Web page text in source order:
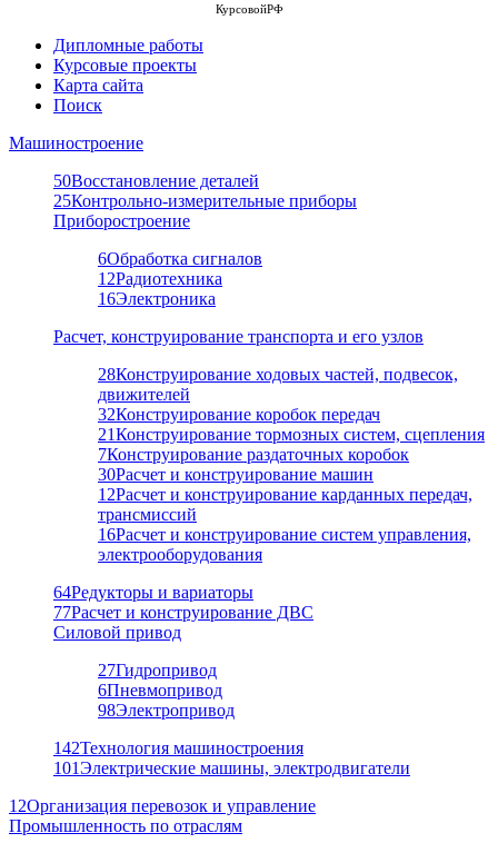
КурсовойРФ
Дипломные работы
Курсовые проекты
Карта сайта
Поиск
Машиностроение
50Восстановление деталей
25Контрольно-измерительные приборы
Приборостроение
6Обработка сигналов
12Радиотехника
16Электроника
Расчет, конструирование транспорта и его узлов
28Конструирование ходовых частей, подвесок,
движителей
32Конструирование коробок передач
21Конструирование тормозных систем, сцепления
7Конструирование раздаточных коробок
30Расчет и конструирование машин
12Расчет и конструирование карданных передач,
трансмиссий
16Расчет и конструирование систем управления,
электрооборудования
64Редукторы и вариаторы
77Расчет и конструирование ДВС
Силовой привод
27Гидропривод
6Пневмопривод
98Электропривод
142Технология машиностроения
101Электрические машины, электродвигатели
12Организация перевозок и управление
Промышленность по отраслям